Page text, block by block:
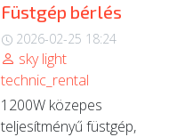
Füstgép bérlés
2026-02-25 18:24
sky light
technic_rental
1200W közepes
teljesítményű füstgép,